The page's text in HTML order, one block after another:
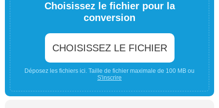
Choisissez le fichier pour la
conversion
CHOISISSEZ LE FICHIER
Déposez les fichiers ici. Taille de fichier maximale de 100 MB ou
S'inscrire